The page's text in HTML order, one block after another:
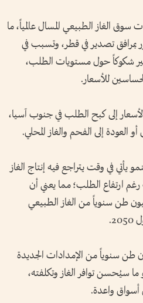
الغاز الطبيعي المسال عالمياً، ما
بمرافق تصدير في قطر، وتسبب في
شكوكاً حول مستويات الطلب،
للأسعار.
إلى كبح الطلب في جنوب آسيا،
العودة إلى الفحم والغاز المحلي.
في وقت يتراجع فيه إنتاج الغاز
رغم ارتفاع الطلب؛ مما يعني أن
ستحتاج إلى نحو 300 مليون طن سنوياً من الغاز الطبيعي
دخول نحو 180 مليون طن سنوياً من الإمدادات الجديدة
بحلول عام 2030، وهو ما سيُحسن توافر الغاز وتكلفته،
واعدة.